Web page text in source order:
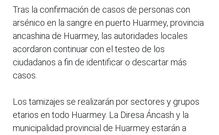
Tras la confirmación de casos de personas con
arsénico en la sangre en puerto Huarmey, provincia
ancashina de Huarmey, las autoridades locales
acordaron continuar con el testeo de los
ciudadanos a fin de identificar o descartar más
casos.
Los tamizajes se realizarán por sectores y grupos
etarios en todo Huarmey. La Diresa Áncash y la
municipalidad provincial de Huarmey estarán a